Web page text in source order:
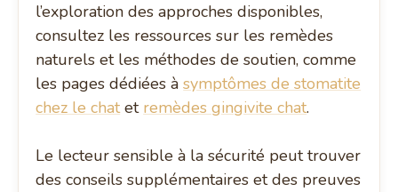
l’exploration des approches disponibles,
consultez les ressources sur les remèdes
naturels et les méthodes de soutien, comme
les pages dédiées àsymptômes de stomatite
chez le chatet remèdes gingivite chat.
Le lecteur sensible à la sécurité peut trouver
des conseils supplémentaires et des preuves